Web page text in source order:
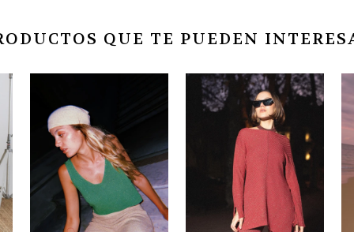
QUE TE PUEDEN